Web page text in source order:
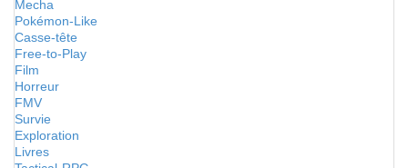
Mecha
Pokémon-Like
Casse-tête
Free-to-Play
Film
Horreur
FMV
Survie
Exploration
Livres